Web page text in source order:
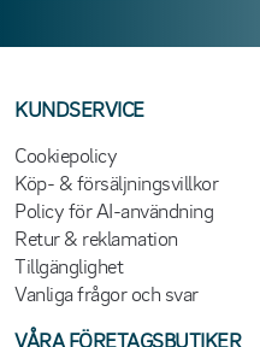
KUNDSERVICE
Cookiepolicy
Köp- & försäljningsvillkor
Policy för AI-användning
Retur & reklamation
Tillgänglighet
Vanliga frågor och svar
VÅRA FÖRETAGSBUTIKER